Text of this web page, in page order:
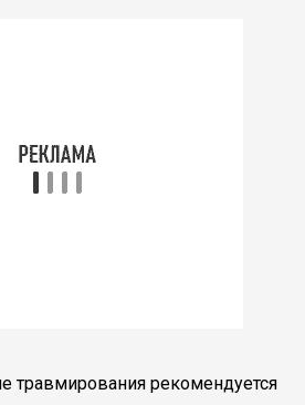
травмирования рекомендуется